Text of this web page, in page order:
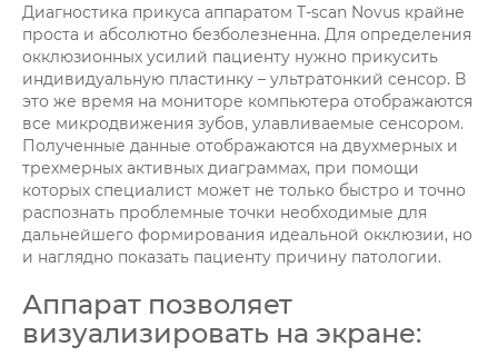
Диагностика прикуса аппаратом T-scan Novus крайне
проста и абсолютно безболезненна. Для определения
окклюзионных усилий пациенту нужно прикусить
индивидуальную пластинку – ультратонкий сенсор. В
это же время на мониторе компьютера отображаются
все микродвижения зубов, улавливаемые сенсором.
Полученные данные отображаются на двухмерных и
трехмерных активных диаграммах, при помощи
которых специалист может не только быстро и точно
распознать проблемные точки необходимые для
дальнейшего формирования идеальной окклюзии, но
и наглядно показать пациенту причину патологии.
Аппарат позволяет
визуализировать на экране: